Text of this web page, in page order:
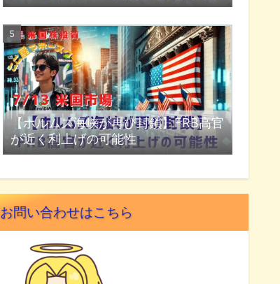
【ホルムズ海峡が再び封鎖】FRB高官
が近く利上げの可能性
お問い合わせはこちら